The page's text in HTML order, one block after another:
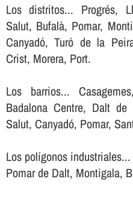
Los distritos... Progrés,
Salut, Bufalà, Pomar,
Canyadó, Turó de la
Crist, Morera, Port.
Los barrios...
Badalona Centre, Dalt
Salut, Canyadó, Pomar,
Los polígonos
Pomar de Dalt, Montigala,